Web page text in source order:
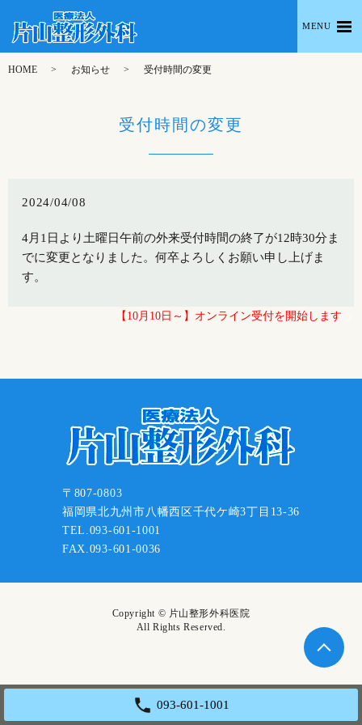
MENU
HOME お知らせ 受付時間の変更
受付時間の変更
2024/04/08
4月1日より土曜日午前の外来受付時間の終了が12時30分ま
でに変更となりました。何卒よろしくお願い申し上げま
す。
【10月10日～】オンライン受付を開始します
〒807-0803
福岡県北九州市八幡西区千代ケ崎3丁目13-36
TEL.093-601-1001
FAX.093-601-0036
Copyright © 片山整形外科医院
All Rights Reserved.